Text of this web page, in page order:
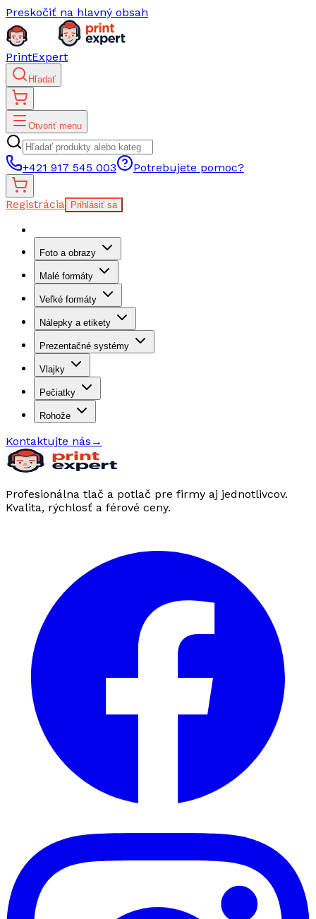
Preskočiť na hlavný obsah
PrintExpert
Hľadať
Otvoriť menu
+421 917 545 003 Potrebujete pomoc?
Registrácia Prihlásiť sa
Foto a obrazy
Malé formáty
Veľké formáty
Nálepky a etikety
Prezentačné systémy
Vlajky
Pečiatky
Rohože
Kontaktujte nás →
Profesionálna tlač a potlač pre firmy aj jednotlivcov.
Kvalita, rýchlosť a férové ceny.